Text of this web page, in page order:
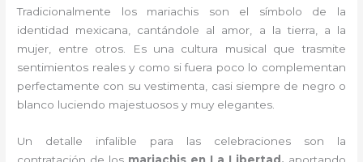
Tradicionalmente los mariachis son el símbolo de la
identidad mexicana, cantándole al amor, a la tierra, a la
mujer, entre otros. Es una cultura musical que trasmite
sentimientos reales y como si fuera poco lo complementan
perfectamente con su vestimenta, casi siempre de negro o
blanco luciendo majestuosos y muy elegantes.
Un detalle infalible para las celebraciones son la